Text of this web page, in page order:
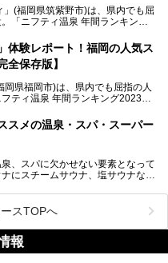
紹介します。
」(福岡県筑紫野市)は、県内でも屈
「ニフティ温泉 年間ランキング2
。
泉ライターである筆者が現地訪
を体験し、それらの全貌を徹底紹
体験レポート！福岡の人気ス
全保存版】
岡県福岡市)は、県内でも屈指の人
ティ温泉 年間ランキング2023」
。
泉ライターである筆者が現地体
グルメ・その他施設まで、多彩な
ます！
スメの温泉・スパ・スーパー
、スパに欠かせない要素となって
にスチームサウナ、塩サウナな
心ゆくまで楽しむためのサービス
られます。
わった、福岡県内のオススメ温
介したいと思います！
スTOPへ
報